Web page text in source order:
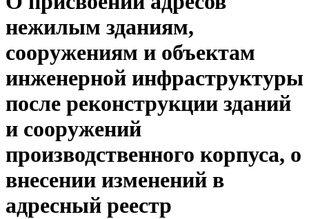
нежилым зданиям,
сооружениям и объектам
инженерной инфраструктуры
после реконструкции зданий
и сооружений
производственного корпуса, о
внесении изменений в
адресный реестр